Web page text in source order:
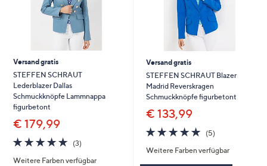
Versand gratis
STEFFEN SCHRAUT
Lederblazer Dallas
Schmuckknöpfe Lammnappa
figurbetont
€ 179,99
5.0
von
5
(3)
Weitere Farben verfügbar
Versand gratis
STEFFEN SCHRAUT Blazer
Madrid Reverskragen
Schmuckknöpfe figurbetont
€ 133,99
5.0
von
5
(5)
Weitere Farben verfügbar